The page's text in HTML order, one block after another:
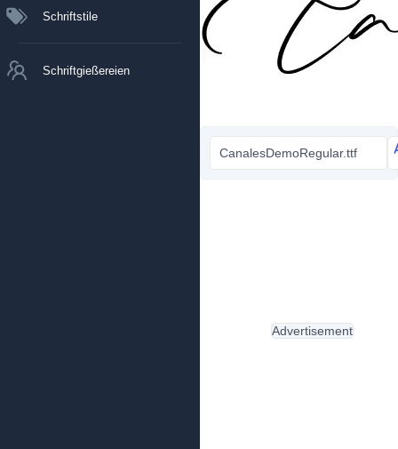
Schriftstile
Schriftgießereien
CanalesDemoRegular.ttf
Advertisement